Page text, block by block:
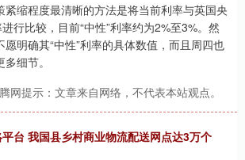
紧缩程度最清晰的方法是将当前利率与英国央
行比较，目前“中性”利率约为2%至3%。然
明确其“中性”利率的具体数值，而且周四也
细节。
网提示：文章来自网络，不代表本站观点。
台 我国县乡村商业物流配送网点达3万个